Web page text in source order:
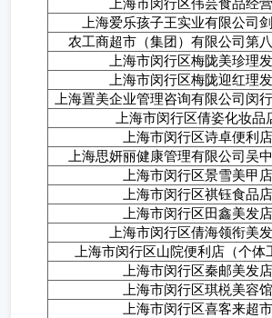
上海爱乐孩子王实业有限公司
农工商超市（集团）有限公司第
上海市闵行区梅陇美珍理
上海市闵行区梅陇迎红理
上海置美企业管理咨询有限公司闵
上海市闵行区倩姿化妆品
上海市闵行区诗卓便利店
上海思妍丽健康管理有限公司吴
上海市闵行区景雪美甲店
上海市闵行区祺钰食品店
上海市闵行区田鑫美发店
上海市闵行区倩海领衔美
上海市闵行区山院便利店（个体
上海市闵行区秦邮美发店
上海市闵行区琪棁美容馆
上海市闵行区喜客来超市